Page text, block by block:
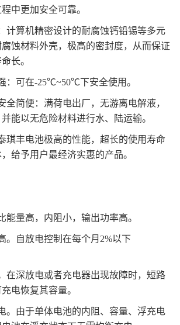
中更加安全可靠。
计算机精密设计的耐腐蚀钙铅锡等多元
蚀材料外壳，极高的密封度，从而保证
长。
：可在-25℃~50℃下安全使用。
全简便：满荷电出厂，无游离电解液，
能以无危险材料进行水、陆运输。
琪丰电池极高的性能，超长的使用寿命
给予用户最经济实惠的产品。
能量高，内阻小，输出功率高。
。自放电控制在每个月2%以下
在深放电或者充电器出现故障时，短路
电恢复其容量。
。由于单体电池的内阻、容量、浮充电